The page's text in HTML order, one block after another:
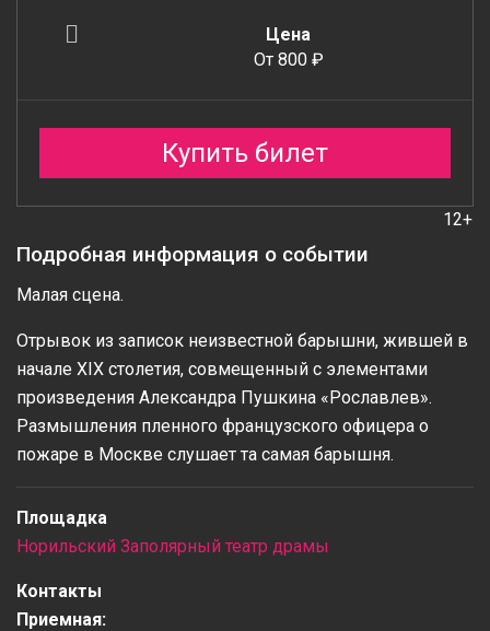
Цена
От 800 ₽
Купить билет
12+
Подробная информация о событии
Малая сцена.
Отрывок из записок неизвестной барышни, жившей в
начале XIX столетия, совмещенный с элементами
произведения Александра Пушкина «Рославлев».
Размышления пленного французского офицера о
пожаре в Москве слушает та самая барышня.
Площадка
Норильский Заполярный театр драмы
Контакты
Приемная: